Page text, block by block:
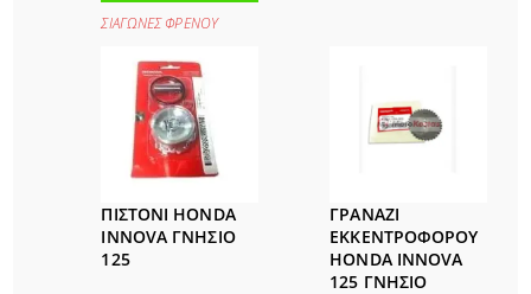
ΣΙΑΓΩΝΕΣ ΦΡΕΝΟΥ
ΠΙΣΤΟΝΙ HONDA
INNOVA ΓΝΗΣΙΟ
125
ΓΡΑΝΑΖΙ
ΕΚΚΕΝΤΡΟΦΟΡΟΥ
HONDA INNOVA
125 ΓΝΗΣΙΟ